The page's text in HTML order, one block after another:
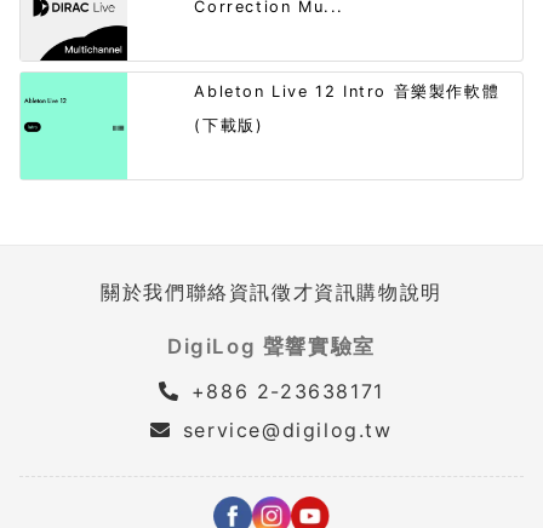
Correction Mu...
Ableton Live 12 Intro 音樂製作軟體
(下載版)
關於我們聯絡資訊徵才資訊購物說明
DigiLog 聲響實驗室
+886 2-23638171
service@digilog.tw